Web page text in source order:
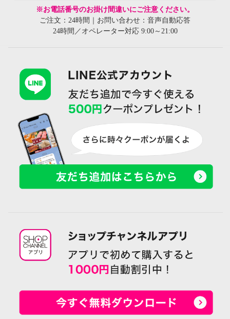
※お電話番号のお掛け間違いにご注意ください。
ご注文：24時間｜お問い合わせ：音声自動応答
24時間／オペレーター対応 9:00～21:00